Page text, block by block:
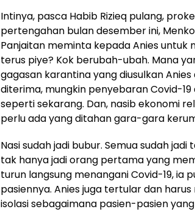
Intinya, pasca Habib Rizieq pulang,
pertengahan bulan desember ini,
Panjaitan meminta kepada Anies untuk
terus piye? Kok berubah-ubah. Mana
gagasan karantina yang diusulkan
diterima, mungkin penyebaran Covid-
seperti sekarang. Dan, nasib ekonomi
perlu ada yang ditahan gara-gara
Nasi sudah jadi bubur. Semua sudah jadi
tak hanya jadi orang pertama yang
turun langsung menangani Covid-19, ia
pasiennya. Anies juga tertular dan
isolasi sebagaimana pasien-pasien yang